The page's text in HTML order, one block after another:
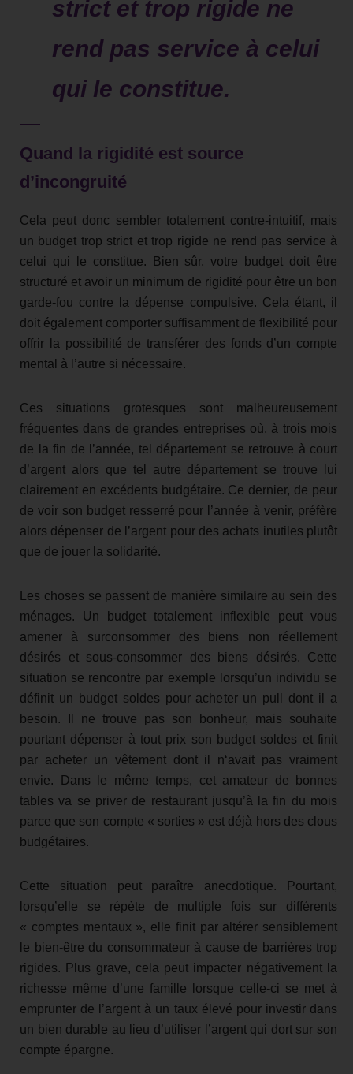
strict et trop rigide ne
rend pas service à celui
qui le constitue.
Quand la rigidité est source
d’incongruité
Cela peut donc sembler totalement contre-intuitif, mais
un budget trop strict et trop rigide ne rend pas service à
celui qui le constitue. Bien sûr, votre budget doit être
structuré et avoir un minimum de rigidité pour être un bon
garde-fou contre la dépense compulsive. Cela étant, il
doit également comporter suffisamment de flexibilité pour
offrir la possibilité de transférer des fonds d’un compte
mental à l’autre si nécessaire.
Ces situations grotesques sont malheureusement
fréquentes dans de grandes entreprises où, à trois mois
de la fin de l’année, tel département se retrouve à court
d’argent alors que tel autre département se trouve lui
clairement en excédents budgétaire. Ce dernier, de peur
de voir son budget resserré pour l’année à venir, préfère
alors dépenser de l’argent pour des achats inutiles plutôt
que de jouer la solidarité.
Les choses se passent de manière similaire au sein des
ménages. Un budget totalement inflexible peut vous
amener à surconsommer des biens non réellement
désirés et sous-consommer des biens désirés. Cette
situation se rencontre par exemple lorsqu’un individu se
définit un budget soldes pour acheter un pull dont il a
besoin. Il ne trouve pas son bonheur, mais souhaite
pourtant dépenser à tout prix son budget soldes et finit
par acheter un vêtement dont il n‘avait pas vraiment
envie. Dans le même temps, cet amateur de bonnes
tables va se priver de restaurant jusqu’à la fin du mois
parce que son compte « sorties » est déjà hors des clous
budgétaires.
Cette situation peut paraître anecdotique. Pourtant,
lorsqu’elle se répète de multiple fois sur différents
« comptes mentaux », elle finit par altérer sensiblement
le bien-être du consommateur à cause de barrières trop
rigides. Plus grave, cela peut impacter négativement la
richesse même d’une famille lorsque celle-ci se met à
emprunter de l’argent à un taux élevé pour investir dans
un bien durable au lieu d’utiliser l’argent qui dort sur son
compte épargne.